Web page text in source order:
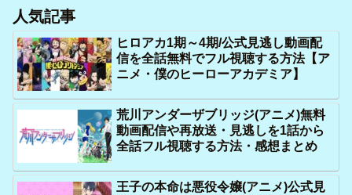
人気記事
ヒロアカ1期～4期/公式見逃し動画配
信を全話無料でフル視聴する方法【ア
ニメ・僕のヒーローアカデミア】
荒川アンダーザブリッジ(アニメ)無料
動画配信や再放送・見逃しを1話から
全話フル視聴する方法・感想まとめ
王子の本命は悪役令嬢(アニメ)公式見